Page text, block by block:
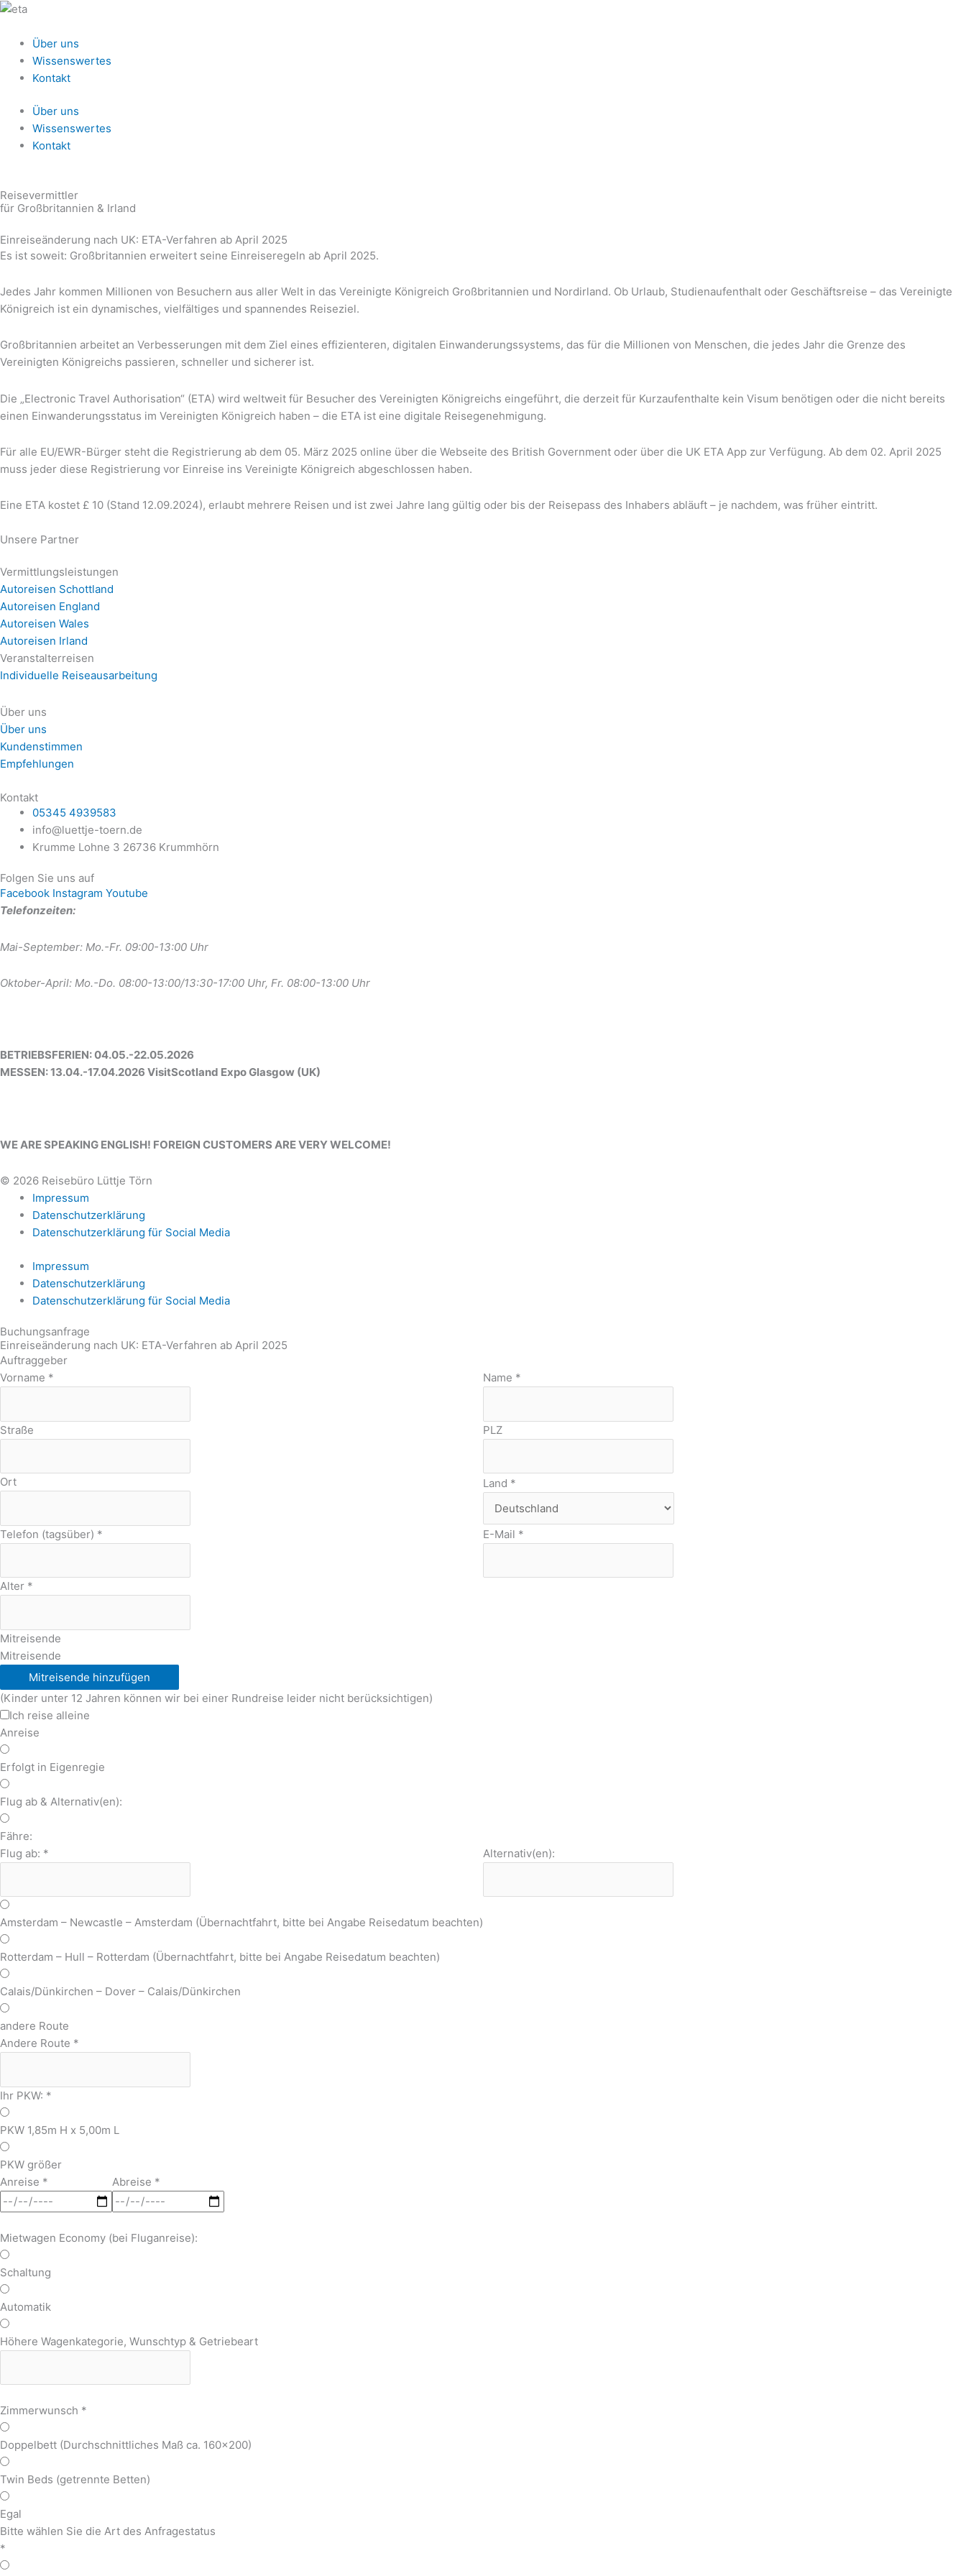
Zum
springenÜber uns
Wissenswertes
Kontakt
Über uns
Wissenswertes
Kontakt
Reisevermittler
für Großbritannien & Irland
Einreiseänderung nach UK: ETA-Verfahren ab April 2025
Es ist soweit: Großbritannien erweitert seine Einreiseregeln ab April 2025.
Jedes Jahr kommen Millionen von Besuchern aus aller Welt in das Vereinigte Königreich Großbritannien und Nordirland. Ob Urlaub, Studienaufenthalt oder Geschäftsreise – das Vereinigte
Königreich ist ein dynamisches, vielfältiges und spannendes Reiseziel.
Großbritannien arbeitet an Verbesserungen mit dem Ziel eines effizienteren, digitalen Einwanderungssystems, das für die Millionen von Menschen, die jedes Jahr die Grenze des
Vereinigten Königreichs passieren, schneller und sicherer ist.
Die „Electronic Travel Authorisation“ (ETA) wird weltweit für Besucher des Vereinigten Königreichs eingeführt, die derzeit für Kurzaufenthalte kein Visum benötigen oder die nicht bereits
einen Einwanderungsstatus im Vereinigten Königreich haben – die ETA ist eine digitale Reisegenehmigung.
Für alle EU/EWR-Bürger steht die Registrierung ab dem 05. März 2025 online über die Webseite des British Government oder über die UK ETA App zur Verfügung. Ab dem 02. April 2025
muss jeder diese Registrierung vor Einreise ins Vereinigte Königreich abgeschlossen haben.
Eine ETA kostet £ 10 (Stand 12.09.2024), erlaubt mehrere Reisen und ist zwei Jahre lang gültig oder bis der Reisepass des Inhabers abläuft – je nachdem, was früher eintritt.
Unsere Partner
Vermittlungsleistungen
Autoreisen Schottland
Autoreisen England
Autoreisen Wales
Autoreisen Irland
Veranstalterreisen
Individuelle Reiseausarbeitung
Über uns
Über uns
Kundenstimmen
Empfehlungen
Kontakt
05345 4939583
info@luettje-toern.de
Krumme Lohne 3 26736 Krummhörn
Folgen Sie uns auf
Facebook Instagram Youtube
Telefonzeiten:
Mai-September: Mo.-Fr. 09:00-13:00 Uhr
Oktober-April: Mo.-Do. 08:00-13:00/13:30-17:00 Uhr, Fr. 08:00-13:00 Uhr
BETRIEBSFERIEN: 04.05.-22.05.2026
MESSEN: 13.04.-17.04.2026 VisitScotland Expo Glasgow (UK)
WE ARE SPEAKING ENGLISH! FOREIGN CUSTOMERS ARE VERY WELCOME!
© 2026 Reisebüro Lüttje Törn
Impressum
Datenschutzerklärung
Datenschutzerklärung für Social Media
Impressum
Datenschutzerklärung
Datenschutzerklärung für Social Media
Buchungsanfrage
Einreiseänderung nach UK: ETA-Verfahren ab April 2025
Auftraggeber
Vorname * Name *
Straße PLZ
Ort Land *
Telefon (tagsüber) * E-Mail *
Alter *
Mitreisende
Mitreisende
Mitreisende hinzufügen
(Kinder unter 12 Jahren können wir bei einer Rundreise leider nicht berücksichtigen)
Ich reise alleine
Anreise
Erfolgt in Eigenregie
Flug ab & Alternativ(en):
Fähre:
Flug ab: * Alternativ(en):
Amsterdam – Newcastle – Amsterdam (Übernachtfahrt, bitte bei Angabe Reisedatum beachten)
Rotterdam – Hull – Rotterdam (Übernachtfahrt, bitte bei Angabe Reisedatum beachten)
Calais/Dünkirchen – Dover – Calais/Dünkirchen
andere Route
Andere Route *
Ihr PKW: *
PKW 1,85m H x 5,00m L
PKW größer
Anreise * Abreise *
Mietwagen Economy (bei Fluganreise):
Schaltung
Automatik
Höhere Wagenkategorie, Wunschtyp & Getriebeart
Zimmerwunsch *
Doppelbett (Durchschnittliches Maß ca. 160x200)
Twin Beds (getrennte Betten)
Egal
Bitte wählen Sie die Art des Anfragestatus
*